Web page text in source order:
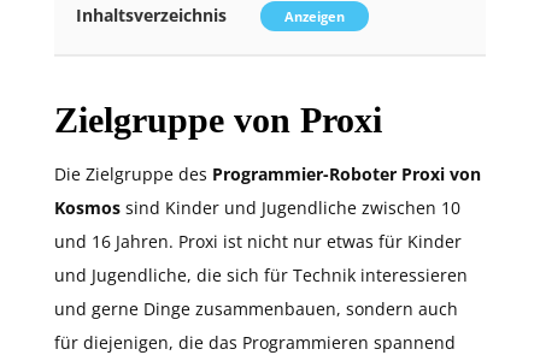
Inhaltsverzeichnis Anzeigen
Zielgruppe von Proxi
Die Zielgruppe des Programmier-Roboter Proxi von
Kosmos sind Kinder und Jugendliche zwischen 10
und 16 Jahren. Proxi ist nicht nur etwas für Kinder
und Jugendliche, die sich für Technik interessieren
und gerne Dinge zusammenbauen, sondern auch
für diejenigen, die das Programmieren spannend